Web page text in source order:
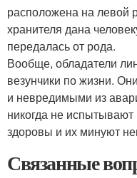
расположена на левой
хранителя дана
передалась от рода.
Вообще, обладатели
везунчики по жизни.
и невредимыми из
никогда не
здоровы и их минуют
Связанные